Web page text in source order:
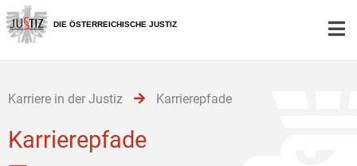
Zur
Hauptnavigation
[1]
Zum
Inhalt
[2]
Zum
Untermenü
[3]
DIE ÖSTERREICHISCHE JUSTIZ
Karriere in der Justiz Karrierepfade
Karrierepfade